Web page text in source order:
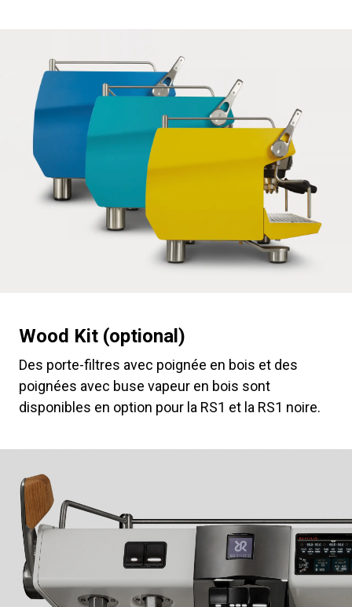
Wood Kit (optional)
Des porte-filtres avec poignée en bois et des
poignées avec buse vapeur en bois sont
disponibles en option pour la RS1 et la RS1 noire.
Télécharger
Plus de